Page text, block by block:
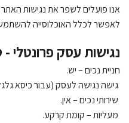
אנו פועלים לשפר את נגישות
לאפשר לכלל האוכלוסייה
נגישות עסק פרונטלי
חניית נכים – יש.
גישה נגישה לעסק (עבור כיסא
שירותי נכים – אין.
מעליות – קומת קרקע.